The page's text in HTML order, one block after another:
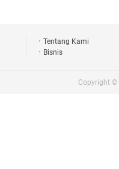
Tentang Kami
Bisnis
Copyright ©